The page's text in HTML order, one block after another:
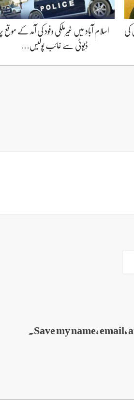
کی
اسلام آباد میں غیرملکی وفود کی آمد کے موقع پر
ڈیوٹی سے غائب پولیس…
Save my name, email,